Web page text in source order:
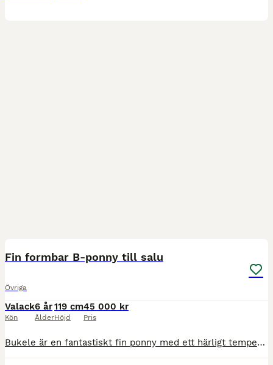
Fin formbar B-ponny till salu
Övriga
Valack
Kön
6 år
Ålder
119 cm
Höjd
45 000 kr
Pris
Bukele är en fantastiskt fin ponny med ett härligt temperament och vilja att lära sig. Han är tränad mycket från marken och är väldigt lyhörd och lydig. Han tycker det är roligt att arbeta och han har ett otroligt fint temperament. Han är inriden nu under sommaren och riden i alla tre gångarter. Han är löshoppad och visar då på fin teknik och positiv inställning. Bukele är